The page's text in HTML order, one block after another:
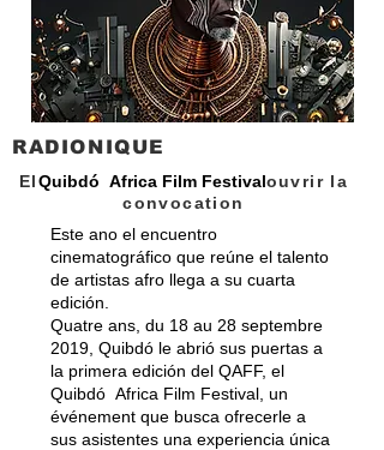
RADIONIQUE
ElQuibdó Africa Film Festivalouvrir la
convocation
Este ano el encuentro
cinematográfico que reúne el talento
de artistas afro llega a su cuarta
edición.
Quatre ans, du 18 au 28 septembre
2019, Quibdó le abrió sus puertas a
la primera edición del QAFF, el
Quibdó Africa Film Festival, un
événement que busca ofrecerle a
sus asistentes una experiencia única